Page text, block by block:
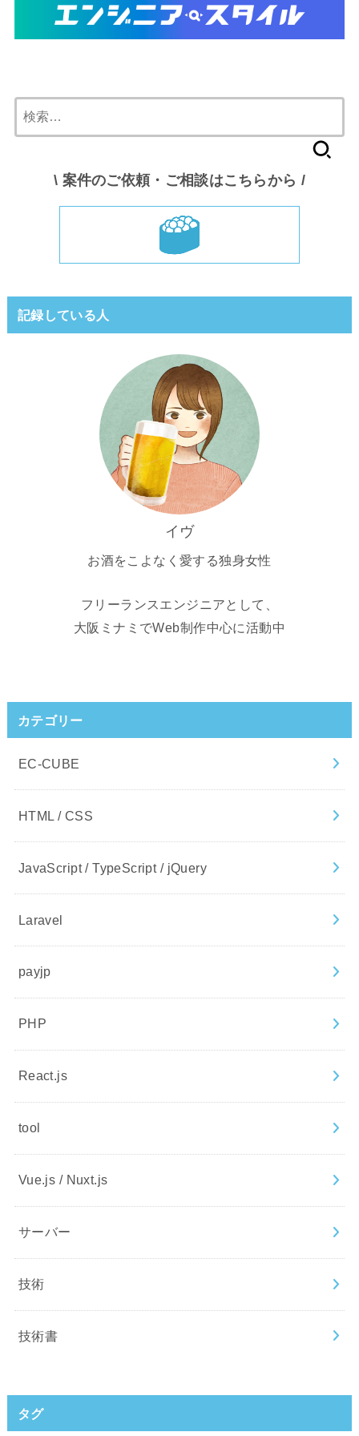
索:
\ 案件のご依頼・ご相談はこちらから /
記録している人
イヴ
お酒をこよなく愛する独身女性
フリーランスエンジニアとして、
大阪ミナミでWeb制作中心に活動中
カテゴリー
EC-CUBE
HTML / CSS
JavaScript / TypeScript / jQuery
Laravel
payjp
PHP
React.js
tool
Vue.js / Nuxt.js
サーバー
技術
技術書
タグ